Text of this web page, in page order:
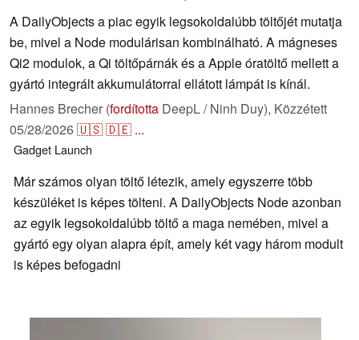
A DailyObjects a piac egyik legsokoldalúbb töltőjét mutatja
be, mivel a Node modulárisan kombinálható. A mágneses
Qi2 modulok, a Qi töltőpárnák és a Apple óratöltő mellett a
gyártó integrált akkumulátorral ellátott lámpát is kínál.
Hannes Brecher (fordította DeepL / Ninh Duy), Közzétett
05/28/2026🇺🇸🇩🇪 ...
Gadget Launch
Már számos olyan töltő létezik, amely egyszerre több
készüléket is képes tölteni. A DailyObjects Node azonban
az egyik legsokoldalúbb töltő a maga nemében, mivel a
gyártó egy olyan alapra épít, amely két vagy három modult
is képes befogadni